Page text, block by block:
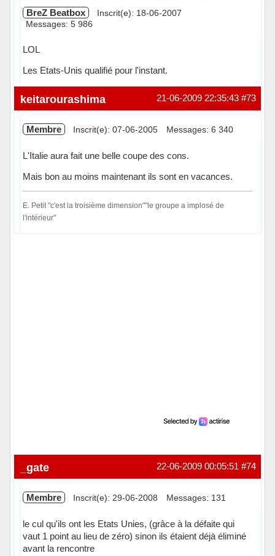
BreZ Beatbox
Inscrit(e): 18-06-2007
Messages: 5 986
LOL
Les Etats-Unis qualifié pour l'instant.
Hors ligne #73
21-06-2009 22:35:43
keitarourashima
Membre Inscrit(e): 07-06-2005 Messages: 6 340
L'Italie aura fait une belle coupe des cons.
Mais bon au moins maintenant ils sont en vacances.
E. Petit "c'est la troisième dimension""le groupe a implosé de
l'intérieur"
#74
22-06-2009 00:05:51
_gate
Membre Inscrit(e): 29-06-2008 Messages: 131
le cul qu'ils ont les Etats Unies, (grâce à la défaite qui
vaut 1 point au lieu de zéro) sinon ils étaient déjà éliminé
avant la rencontre